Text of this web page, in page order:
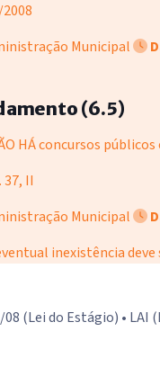
Municipal
(6.5)
HÁ concursos
37, II
Municipal
inexistência
08 (Lei do Estágio) •